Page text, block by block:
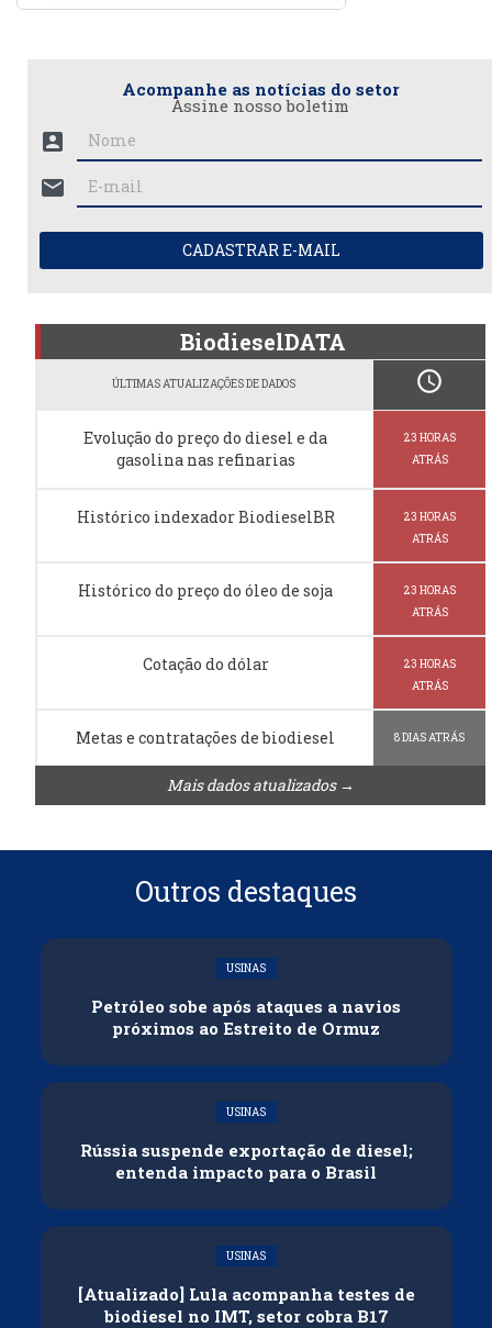
Acompanhe as notícias do setor
Assine nosso boletim
account_box
mail
CADASTRAR E-MAIL
BiodieselDATA
ÚLTIMAS ATUALIZAÇÕES DE DADOS schedule
Evolução do preço do diesel e da
gasolina nas refinarias
23 HORAS
ATRÁS
Histórico indexador BiodieselBR
23 HORAS
ATRÁS
Histórico do preço do óleo de soja
23 HORAS
ATRÁS
Cotação do dólar
23 HORAS
ATRÁS
Metas e contratações de biodiesel 8 DIAS ATRÁS
Mais dados atualizados →
Outros destaques
USINAS
Petróleo sobe após ataques a navios
próximos ao Estreito de Ormuz
USINAS
Rússia suspende exportação de diesel;
entenda impacto para o Brasil
USINAS
[Atualizado] Lula acompanha testes de
biodiesel no IMT, setor cobra B17